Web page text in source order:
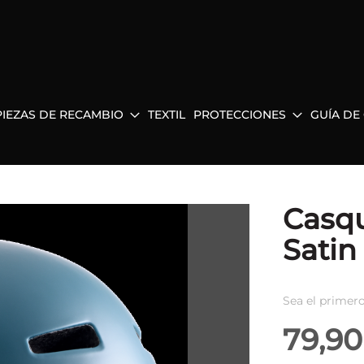
DE RECAMBIO TEXTIL PROTECCIONES GUÍA DE
Satin
Sea el